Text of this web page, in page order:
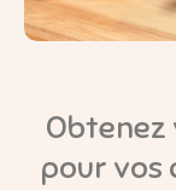
Obtenez
pour vos